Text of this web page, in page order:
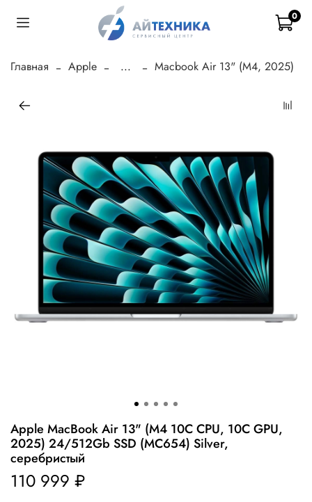
0
Главная Apple ... Macbook Air 13" (M4, 2025)
Apple MacBook Air 13" (M4 10C CPU, 10C GPU,
2025) 24/512Gb SSD (MC654) Silver,
серебристый
110 999 ₽